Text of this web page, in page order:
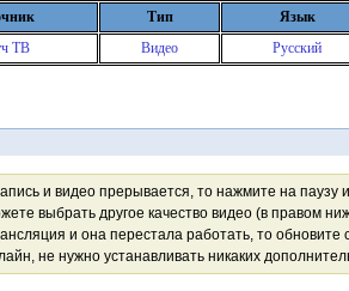
Тип
Язык
ТВ Видео Русский
и видео прерывается, то нажмите на паузу
выбрать другое качество видео (в правом
и она перестала работать, то обновите
не нужно устанавливать никаких